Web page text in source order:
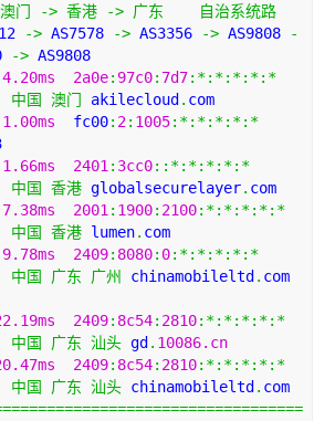
门
-> 香港 -> 广东
自治系统路
-> AS7578 -> AS3356 -> AS9808
-
-> AS9808
4.20ms 2a0e: 97c0: 7d7:*:*:*:*:*
中国 澳门 akilecloud . com
1.00ms
  fc00
: 2: 1005:*:*:*:*:*
1.66ms 2401: 3cc0::*:*:*:*:*
中国 香港 globalsecurelayer. com
7.38ms 2001: 1900: 2100:*:*:*:*:*
中国 香港 lumen. com
9.78ms 2409: 8080: 0:*:*:*:*:*
中国 广东 广州 chinamobileltd .
2409: 8c54: 2810:*:*:*:*:*
中国 广东 汕头 gd . 10086.cn
2409: 8c54: 2810:*:*:*:*:*
中国 广东 汕头 chinamobileltd . com